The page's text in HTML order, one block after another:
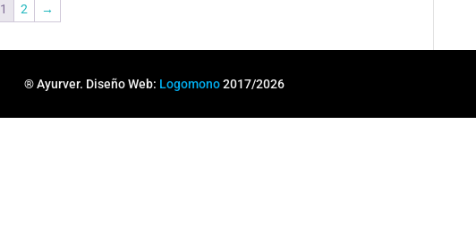
1 2 →
® Ayurver. Diseño Web: Logomono2017/2026